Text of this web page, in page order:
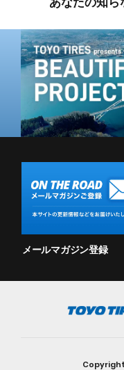
メールマガジン登録